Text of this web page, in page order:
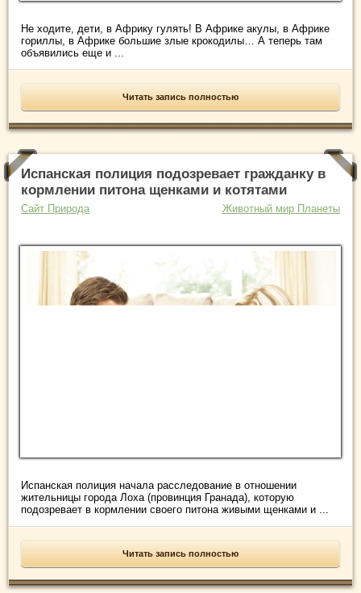
Не ходите, дети, в Африку гулять! В Африке акулы, в Африке
гориллы, в Африке большие злые крокодилы… А теперь там
объявились еще и ...
Читать запись полностью
Испанская полиция подозревает гражданку в
кормлении питона щенками и котятами
Сайт Природа Животный мир Планеты
Испанская полиция начала расследование в отношении
жительницы города Лоха (провинция Гранада), которую
подозревает в кормлении своего питона живыми щенками и ...
Читать запись полностью